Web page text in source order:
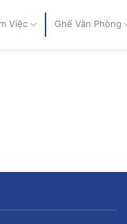
Việc Ghế Văn Phòng